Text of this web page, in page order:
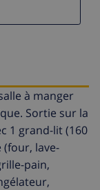
à manger
Sortie sur la
1 grand-lit (160
(four, lave-
pain,